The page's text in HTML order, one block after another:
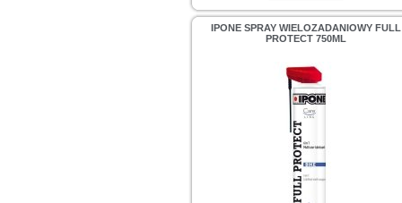
IPONE SPRAY WIELOZADANIOWY FULL
PROTECT 750ML